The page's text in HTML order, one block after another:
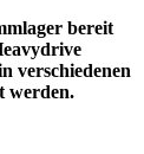
bereit
verschiedenen
werden.